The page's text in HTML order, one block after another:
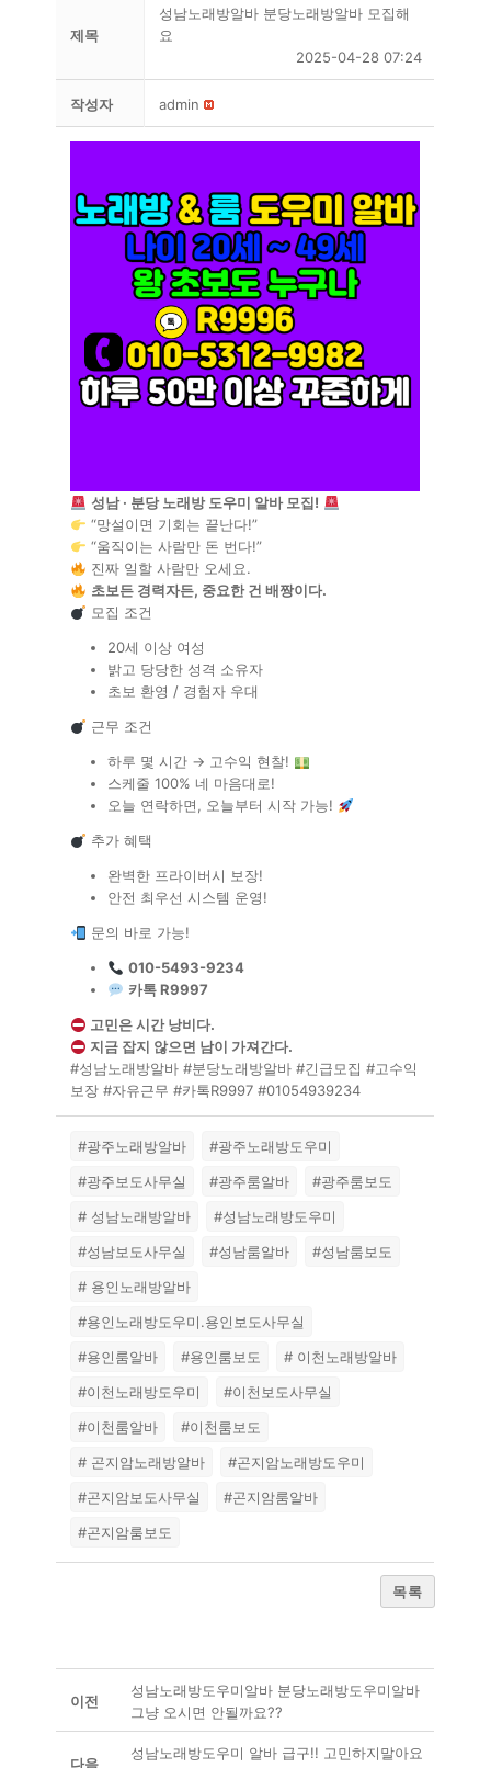
제목
성남노래방알바 분당노래방알바 모집해
요
2025-04-28 07:24
작성자 admin
성남 · 분당 노래방 도우미 알바 모집!
“망설이면 기회는 끝난다!”
“움직이는 사람만 돈 번다!”
진짜 일할 사람만 오세요.
초보든 경력자든, 중요한 건 배짱이다.
모집 조건
20세 이상 여성
밝고 당당한 성격 소유자
초보 환영 / 경험자 우대
근무 조건
하루 몇 시간 → 고수익 현찰!
스케줄 100% 네 마음대로!
오늘 연락하면, 오늘부터 시작 가능!
추가 혜택
완벽한 프라이버시 보장!
안전 최우선 시스템 운영!
문의 바로 가능!
010-5493-9234
카톡 R9997
고민은 시간 낭비다.
지금 잡지 않으면 남이 가져간다.
#성남노래방알바 #분당노래방알바 #긴급모집 #고수익
보장 #자유근무 #카톡R9997 #01054939234
#광주노래방알바
#광주노래방도우미
#광주보도사무실
#광주룸알바
#광주룸보도
# 성남노래방알바
#성남노래방도우미
#성남보도사무실
#성남룸알바
#성남룸보도
# 용인노래방알바
#용인노래방도우미.용인보도사무실
#용인룸알바
#용인룸보도
# 이천노래방알바
#이천노래방도우미
#이천보도사무실
#이천룸알바
#이천룸보도
# 곤지암노래방알바
#곤지암노래방도우미
#곤지암보도사무실
#곤지암룸알바
#곤지암룸보도
목록
이전
성남노래방도우미알바 분당노래방도우미알바
그냥 오시면 안될까요??
다음
성남노래방도우미 알바 급구!! 고민하지말아요